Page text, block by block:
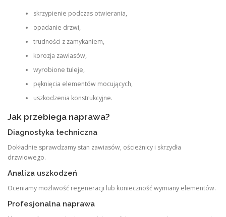
skrzypienie podczas otwierania,
opadanie drzwi,
trudności z zamykaniem,
korozja zawiasów,
wyrobione tuleje,
pęknięcia elementów mocujących,
uszkodzenia konstrukcyjne.
Jak przebiega naprawa?
Diagnostyka techniczna
Dokładnie sprawdzamy stan zawiasów, ościeżnicy i skrzydła
drzwiowego.
Analiza uszkodzeń
Oceniamy możliwość regeneracji lub konieczność wymiany elementów.
Profesjonalna naprawa